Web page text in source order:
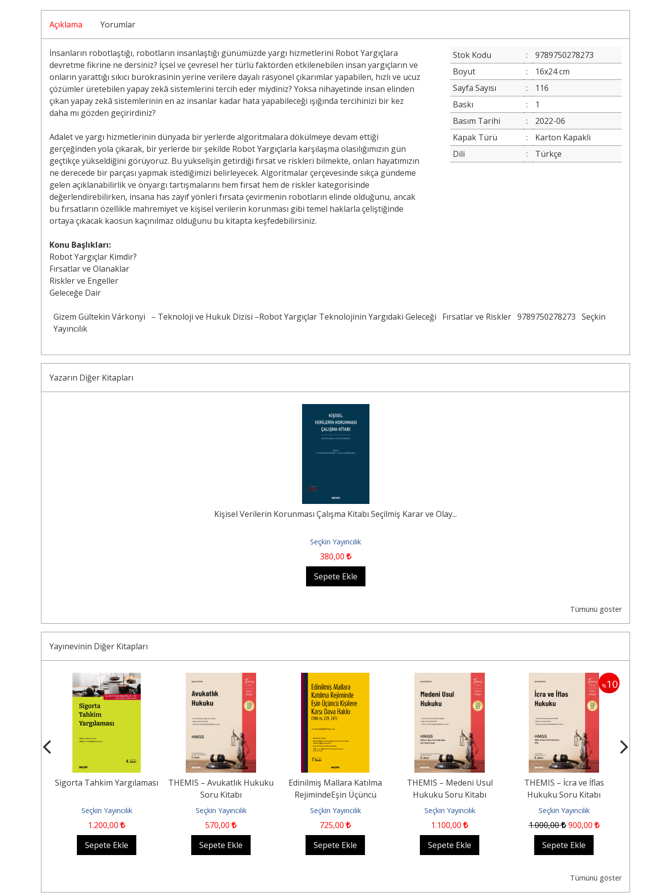
Açıklama Yorumlar
İnsanların robotlaştığı, robotların insanlaştığı günümüzde yargı hizmetlerini Robot Yargıçlara
devretme fikrine ne dersiniz? İçsel ve çevresel her türlü faktörden etkilenebilen insan yargıçların ve
onların yarattığı sıkıcı bürokrasinin yerine verilere dayalı rasyonel çıkarımlar yapabilen, hızlı ve ucuz
çözümler üretebilen yapay zekâ sistemlerini tercih eder miydiniz? Yoksa nihayetinde insan elinden
çıkan yapay zekâ sistemlerinin en az insanlar kadar hata yapabileceği ışığında tercihinizi bir kez
daha mı gözden geçirirdiniz?
Adalet ve yargı hizmetlerinin dünyada bir yerlerde algoritmalara dökülmeye devam ettiği
gerçeğinden yola çıkarak, bir yerlerde bir şekilde Robot Yargıçlarla karşılaşma olasılığımızın gün
geçtikçe yükseldiğini görüyoruz. Bu yükselişin getirdiği fırsat ve riskleri bilmekte, onları hayatımızın
ne derecede bir parçası yapmak istediğimizi belirleyecek. Algoritmalar çerçevesinde sıkça gündeme
gelen açıklanabilirlik ve önyargı tartışmalarını hem fırsat hem de riskler kategorisinde
değerlendirebilirken, insana has zayıf yönleri fırsata çevirmenin robotların elinde olduğunu, ancak
bu fırsatların özellikle mahremiyet ve kişisel verilerin korunması gibi temel haklarla çeliştiğinde
ortaya çıkacak kaosun kaçınılmaz olduğunu bu kitapta keşfedebilirsiniz.
Konu Başlıkları:
Robot Yargıçlar Kimdir?
Fırsatlar ve Olanaklar
Riskler ve Engeller
Geleceğe Dair
Stok Kodu :
9789750278273
Boyut
:
16x24 cm
Sayfa Sayısı
:
116
Baskı
:
1
Basım Tarihi
:
2022-06
Kapak Türü
:
Karton Kapakli
Dili
: Türkçe
Gizem Gültekin Várkonyi – Teknoloji ve Hukuk Dizisi –Robot Yargıçlar Teknolojinin Yargıdaki Geleceği Fırsatlar ve Riskler 9789750278273 Seçkin
Yayıncılık
Yazarın Diğer Kitapları
Kişisel Verilerin Korunması Çalışma Kitabı Seçilmiş Karar ve Olay...
Seçkin Yayıncılık
380,00
Sepete Ekle
Tümünü göster
Yayınevinin Diğer Kitapları
Sigorta Tahkim Yargılaması
Seçkin Yayıncılık
1.200,00
Sepete Ekle
THEMIS – Avukatlık Hukuku
Soru Kitabı
Seçkin Yayıncılık
570,00
Sepete Ekle
Edinilmiş Mallara Katılma
RejimindeEşin Üçüncü
Kişilere Karşı Dava Hakkı...
Seçkin Yayıncılık
725,00
Sepete Ekle
THEMIS – Medeni Usul
Hukuku Soru Kitabı
Seçkin Yayıncılık
1.100,00
Sepete Ekle
%10
THEMIS – İcra ve İflas
Hukuku Soru Kitabı
Seçkin Yayıncılık
1.000,00 900,00
Sepete Ekle
Tümünü göster